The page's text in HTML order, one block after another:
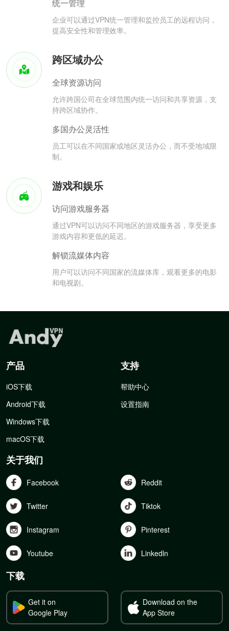
统一管理
企业可以通过VPN统一管理和监控员工的远程访问，
提高安全性和管理效率。
跨区域办公
全球资源访问
允许跨国公司在全球范围内统一访问和共享资源，支
持跨区域协作。
多国办公灵活性
员工可以在不同国家或地区灵活办公，而不受地域限
制。
游戏和娱乐
访问游戏服务器
通过VPN可以访问不同地区的游戏服务器，享受更多
游戏内容和更低的延迟。
解锁流媒体内容
用户可以访问不同国家的流媒体库，观看更多的电影
和电视剧。
产品
iOS下载
Android下载
Windows下载
macOS下载
支持
帮助中心
设置指南
关于我们
Facebook Reddit
Twitter Tiktok
Instagram Pinterest
Youtube Linkedln
下载
Get it on
Google Play
Download on the
App Store